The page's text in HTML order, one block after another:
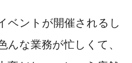
ベントが開催されるし
んな業務が忙しくて、